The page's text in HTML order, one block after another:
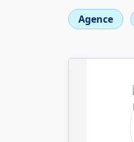
Agence